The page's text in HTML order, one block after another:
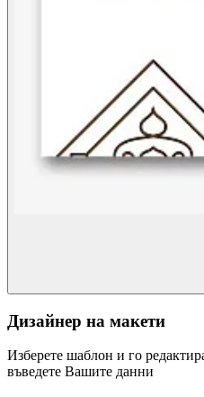
Дизайнер на макети
Изберете шаблон и го
въведете Вашите данни